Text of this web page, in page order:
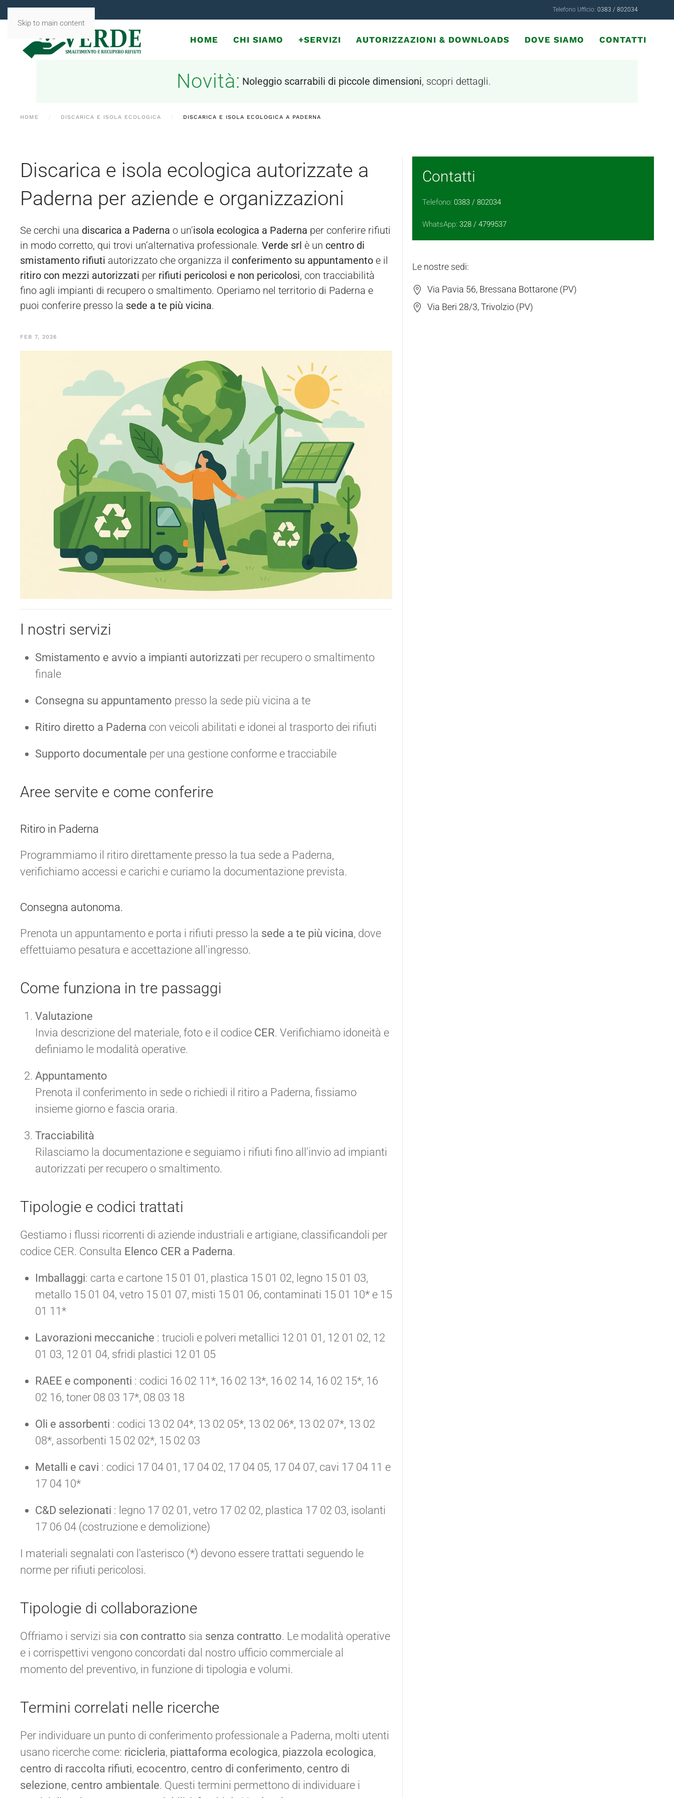
Skip to main content
Telefono Ufficio: 0383 / 802034
HOME CHI SIAMO +SERVIZI AUTORIZZAZIONI & DOWNLOADS DOVE SIAMO CONTATTI
Novità: Noleggio scarrabili di piccole dimensioni, scopri dettagli.
HOME DISCARICA E ISOLA ECOLOGICA DISCARICA E ISOLA ECOLOGICA A PADERNA
Discarica e isola ecologica autorizzate a
Paderna per aziende e organizzazioni
Se cerchi una discarica a Paderna o un’isola ecologica a Paderna per conferire rifiuti
in modo corretto, qui trovi un’alternativa professionale. Verde srl è un centro di
smistamento rifiuti autorizzato che organizza il conferimento su appuntamento e il
ritiro con mezzi autorizzati per rifiuti pericolosi e non pericolosi, con tracciabilità
fino agli impianti di recupero o smaltimento. Operiamo nel territorio di Paderna e
puoi conferire presso la sede a te più vicina.
FEB 7, 2026
I nostri servizi
Smistamento e avvio a impianti autorizzati per recupero o smaltimento
finale
Consegna su appuntamento presso la sede più vicina a te
Ritiro diretto a Paderna con veicoli abilitati e idonei al trasporto dei rifiuti
Supporto documentale per una gestione conforme e tracciabile
Aree servite e come conferire
Ritiro in Paderna
Programmiamo il ritiro direttamente presso la tua sede a Paderna,
verifichiamo accessi e carichi e curiamo la documentazione prevista.
Consegna autonoma.
Prenota un appuntamento e porta i rifiuti presso la sede a te più vicina, dove
effettuiamo pesatura e accettazione all'ingresso.
Come funziona in tre passaggi
Valutazione
Invia descrizione del materiale, foto e il codice CER. Verifichiamo idoneità e
definiamo le modalità operative.
Appuntamento
Prenota il conferimento in sede o richiedi il ritiro a Paderna, fissiamo
insieme giorno e fascia oraria.
Tracciabilità
Rilasciamo la documentazione e seguiamo i rifiuti fino all'invio ad impianti
autorizzati per recupero o smaltimento.
Tipologie e codici trattati
Gestiamo i flussi ricorrenti di aziende industriali e artigiane, classificandoli per
codice CER. Consulta Elenco CER a Paderna.
Imballaggi: carta e cartone 15 01 01, plastica 15 01 02, legno 15 01 03,
metallo 15 01 04, vetro 15 01 07, misti 15 01 06, contaminati 15 01 10* e 15
01 11*
Lavorazioni meccaniche : trucioli e polveri metallici 12 01 01, 12 01 02, 12
01 03, 12 01 04, sfridi plastici 12 01 05
RAEE e componenti : codici 16 02 11*, 16 02 13*, 16 02 14, 16 02 15*, 16
02 16, toner 08 03 17*, 08 03 18
Oli e assorbenti : codici 13 02 04*, 13 02 05*, 13 02 06*, 13 02 07*, 13 02
08*, assorbenti 15 02 02*, 15 02 03
Metalli e cavi : codici 17 04 01, 17 04 02, 17 04 05, 17 04 07, cavi 17 04 11 e
17 04 10*
C&D selezionati : legno 17 02 01, vetro 17 02 02, plastica 17 02 03, isolanti
17 06 04 (costruzione e demolizione)
I materiali segnalati con l'asterisco (*) devono essere trattati seguendo le
norme per rifiuti pericolosi.
Tipologie di collaborazione
Offriamo i servizi sia con contratto sia senza contratto. Le modalità operative
e i corrispettivi vengono concordati dal nostro ufficio commerciale al
momento del preventivo, in funzione di tipologia e volumi.
Termini correlati nelle ricerche
Per individuare un punto di conferimento professionale a Paderna, molti utenti
usano ricerche come: ricicleria, piattaforma ecologica, piazzola ecologica,
centro di raccolta rifiuti, ecocentro, centro di conferimento, centro di
selezione, centro ambientale. Questi termini permettono di individuare i
Contatti
Telefono:0383 / 802034
WhatsApp: 328 / 4799537
Le nostre sedi:
Via Pavia 56, Bressana Bottarone (PV)
Via Beri 28/3, Trivolzio (PV)